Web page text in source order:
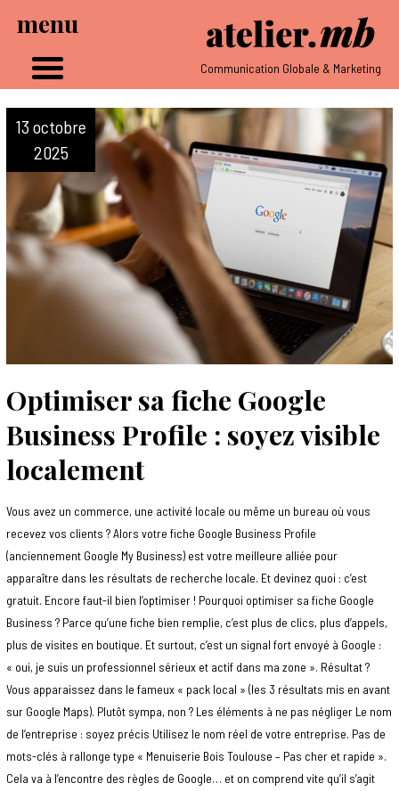
Communication Globale & Marketing
Optimiser sa fiche Google
Business Profile : soyez visible
localement
13 octobre
2025
Vous avez un commerce, une activité locale ou même un bureau où vous
recevez vos clients ? Alors votre fiche Google Business Profile
(anciennement Google My Business) est votre meilleure alliée pour
apparaître dans les résultats de recherche locale. Et devinez quoi : c’est
gratuit. Encore faut-il bien l’optimiser ! Pourquoi optimiser sa fiche Google
Business ? Parce qu’une fiche bien remplie, c’est plus de clics, plus d’appels,
plus de visites en boutique. Et surtout, c’est un signal fort envoyé à Google :
« oui, je suis un professionnel sérieux et actif dans ma zone ». Résultat ?
Vous apparaissez dans le fameux « pack local » (les 3 résultats mis en avant
sur Google Maps). Plutôt sympa, non ? Les éléments à ne pas négliger Le nom
de l’entreprise : soyez précis Utilisez le nom réel de votre entreprise. Pas de
mots-clés à rallonge type « Menuiserie Bois Toulouse – Pas cher et rapide ».
Cela va à l’encontre des règles de Google… et on comprend vite qu’il s’agit
menu